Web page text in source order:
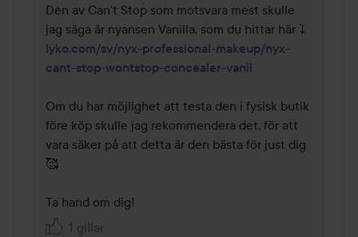
Den av Can't Stop som motsvara mest skulle
lyko.com/sv/nyx-professional-makeup/nyx-
cant-stop-wontstop-concealer-vanil
Om du har möjlighet att testa den i fysisk butik
före köp skulle jag rekommendera det, för att
vara säker på att detta är den bästa för just dig
🥰
Ta hand om dig!
1 gillar